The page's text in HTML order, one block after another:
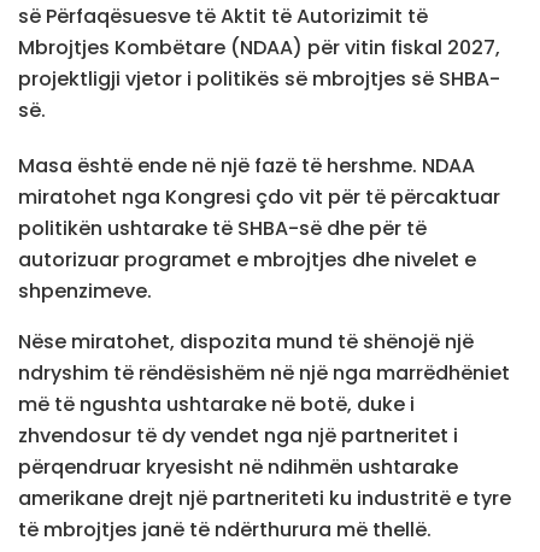
së Përfaqësuesve të Aktit të Autorizimit të
Mbrojtjes Kombëtare (NDAA) për vitin fiskal 2027,
projektligji vjetor i politikës së mbrojtjes së SHBA-
së.
Masa është ende në një fazë të hershme. NDAA
miratohet nga Kongresi çdo vit për të përcaktuar
politikën ushtarake të SHBA-së dhe për të
autorizuar programet e mbrojtjes dhe nivelet e
shpenzimeve.
Nëse miratohet, dispozita mund të shënojë një
ndryshim të rëndësishëm në një nga marrëdhëniet
më të ngushta ushtarake në botë, duke i
zhvendosur të dy vendet nga një partneritet i
përqendruar kryesisht në ndihmën ushtarake
amerikane drejt një partneriteti ku industritë e tyre
të mbrojtjes janë të ndërthurura më thellë.